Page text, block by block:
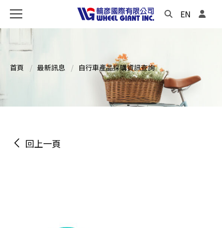
EN
首頁 最新訊息 自行車產品採購資訊查詢
回上一頁